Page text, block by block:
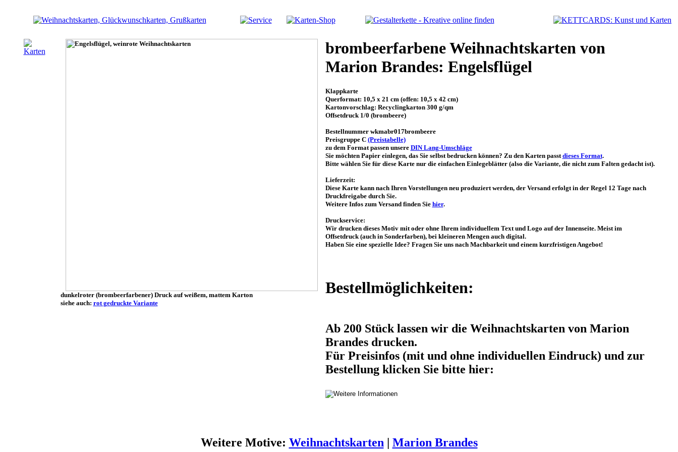
dunkelroter (brombeerfarbener) Druck auf weißem, mattem Karton
siehe auch: rot gedruckte Variante
brombeerfarbene Weihnachtskarten von
Marion Brandes: Engelsflügel
Klappkarte
Querformat: 10,5 x 21 cm (offen: 10,5 x 42 cm)
Kartonvorschlag: Recyclingkarton 300 g/qm
Offsetdruck 1/0 (brombeere)
Bestellnummer wkmabr017brombeere
Preisgruppe C (Preistabelle)
zu dem Format passen unsere DIN Lang-Umschläge
Sie möchten Papier einlegen, das Sie selbst bedrucken können? Zu den Karten passtdieses Format.
Bitte wählen Sie für diese Karte nur die einfachen Einlegeblätter (also die Variante, die nicht zum Falten gedacht ist).
Lieferzeit:
Diese Karte kann nach Ihren Vorstellungen neu produziert werden, der Versand erfolgt in der Regel 12 Tage nach
Druckfreigabe durch Sie.
Weitere Infos zum Versand finden Sie hier.
Druckservice:
Wir drucken dieses Motiv mit oder ohne Ihrem individuellem Text und Logo auf der Innenseite. Meist im
Offsetdruck (auch in Sonderfarben), bei kleineren Mengen auch digital.
Haben Sie eine spezielle Idee? Fragen Sie uns nach Machbarkeit und einem kurzfristigen Angebot!
Bestellmöglichkeiten:
Ab 200 Stück lassen wir die Weihnachtskarten von Marion
Brandes drucken.
Für Preisinfos (mit und ohne individuellen Eindruck) und zur
Bestellung klicken Sie bitte hier:
Weitere Motive: Weihnachtskarten | Marion Brandes